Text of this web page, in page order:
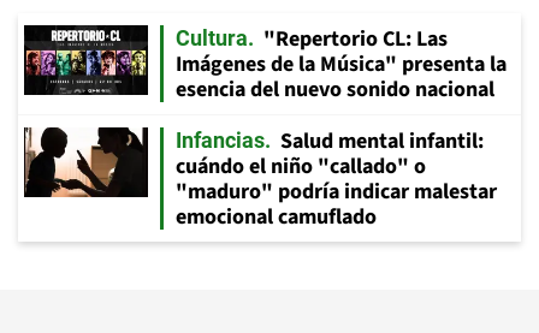
Cultura
"Repertorio CL: Las
Imágenes de la Música" presenta la
esencia del nuevo sonido nacional
Infancias
Salud mental infantil:
cuándo el niño "callado" o
"maduro" podría indicar malestar
emocional camuflado